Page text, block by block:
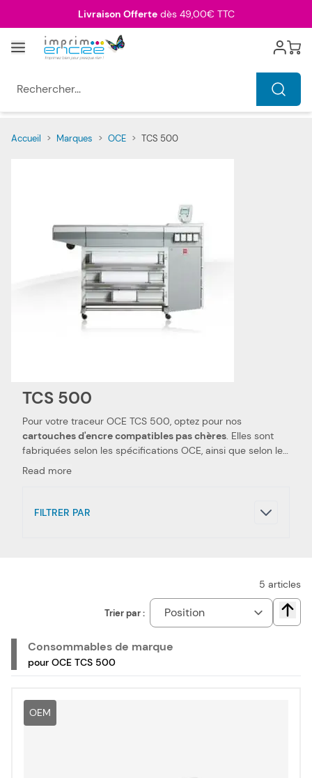
Livraison Offertedès 49,00€ TTC
Menu Cart
Accueil > Marques > OCE > TCS 500
TCS 500
Pour votre traceur OCE TCS 500, optez pour nos
cartouches d'encre compatibles pas chères. Elles sont
fabriquées selon les spécifications OCE, ainsi que selon les
normes spécifiques. Ceci les rend 100 % compatibles avec
qualités d'impressions semblables aux cartouches
Read more
FILTRER PAR
5 articles
Trier par :
Consommables de marque
pour OCE TCS 500
OEM